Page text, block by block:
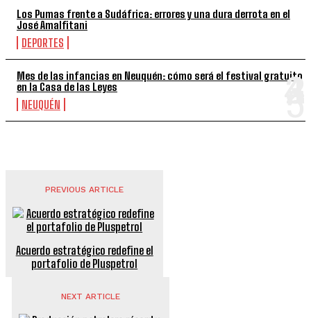
Los Pumas frente a Sudáfrica: errores y una dura derrota en el
José Amalfitani
DEPORTES
Mes de las infancias en Neuquén: cómo será el festival gratuito
en la Casa de las Leyes
NEUQUÉN
PREVIOUS ARTICLE
Acuerdo estratégico redefine el
portafolio de Pluspetrol
NEXT ARTICLE